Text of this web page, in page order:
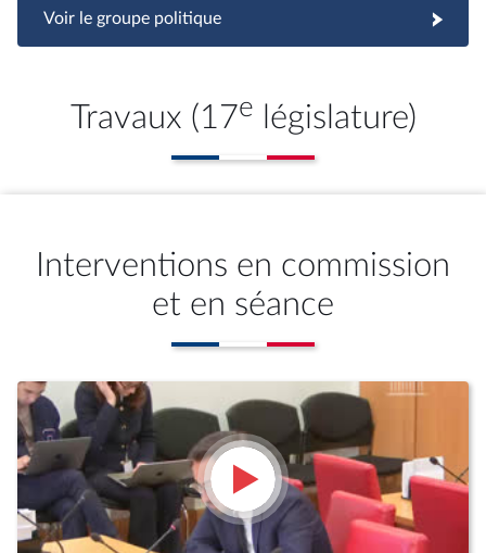
Voir le groupe politique
Travaux (17e législature)
Interventions en commission
et en séance